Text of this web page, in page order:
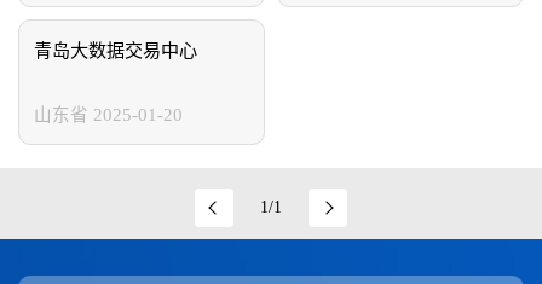
青岛大数据交易中心
山东省 2025-01-20
1/1